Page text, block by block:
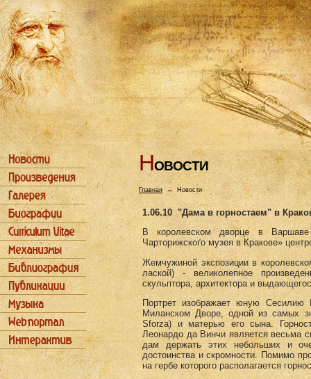
НОВОСТИ
Главная→ Новости
1.06.10 "Дама в горностаем" в
В королевском дворце в Варшаве
Чарторижского музея в Кракове»
Жемчужиной экспозиции в
лаской) - великолепное
скульптора, архитектора и
Портрет изображает юную Сесилию
Миланском Дворе, одной из самых
Sforza) и матерью его сына.
Леонардо да Винчи является весьма
дам держать этих небольших и
достоинства и скромности. Помимо
на гербе которого располагается